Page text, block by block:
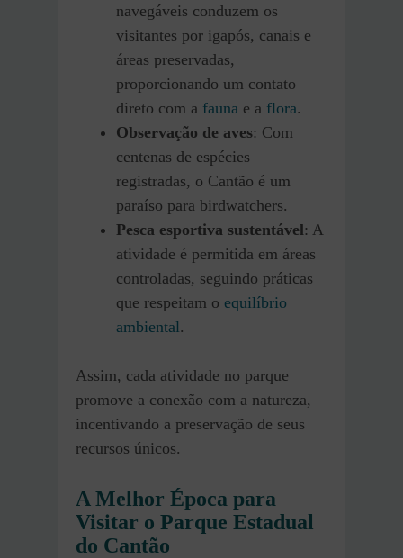
navegáveis conduzem os
visitantes por igapós, canais e
áreas preservadas,
proporcionando um contato
direto com a fauna e a flora.
Observação de aves: Com
centenas de espécies
registradas, o Cantão é um
paraíso para birdwatchers.
Pesca esportiva sustentável: A
atividade é permitida em áreas
controladas, seguindo práticas
que respeitam o equilíbrio
ambiental.
Assim, cada atividade no parque
promove a conexão com a natureza,
incentivando a preservação de seus
recursos únicos.
A Melhor Época para
Visitar o Parque Estadual
do Cantão